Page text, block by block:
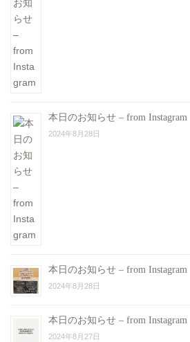
本日のお知らせ – from Instagram
2024年8月28日
本日のお知らせ – from Instagram
2024年8月28日
本日のお知らせ – from Instagram
2024年8月27日